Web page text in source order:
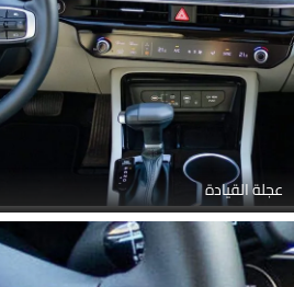
عجلة القيادة